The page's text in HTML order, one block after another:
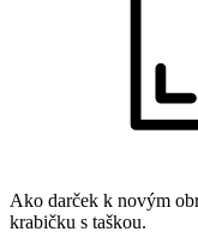
Ako darček k novým
krabičku s taškou.